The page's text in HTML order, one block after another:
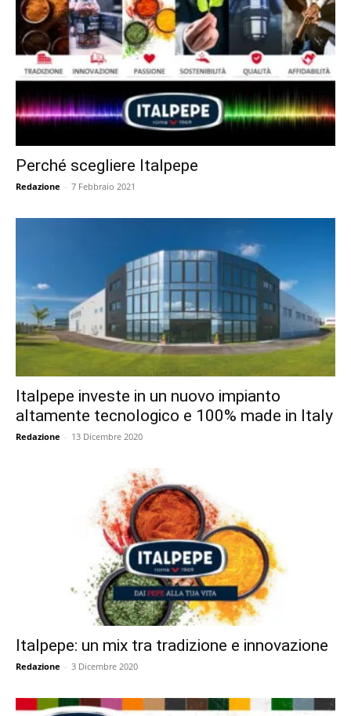
Perché scegliere Italpepe
Redazione - 7 Febbraio 2021
Italpepe investe in un nuovo impianto
altamente tecnologico e 100% made in Italy
Redazione - 13 Dicembre 2020
Italpepe: un mix tra tradizione e innovazione
Redazione - 3 Dicembre 2020